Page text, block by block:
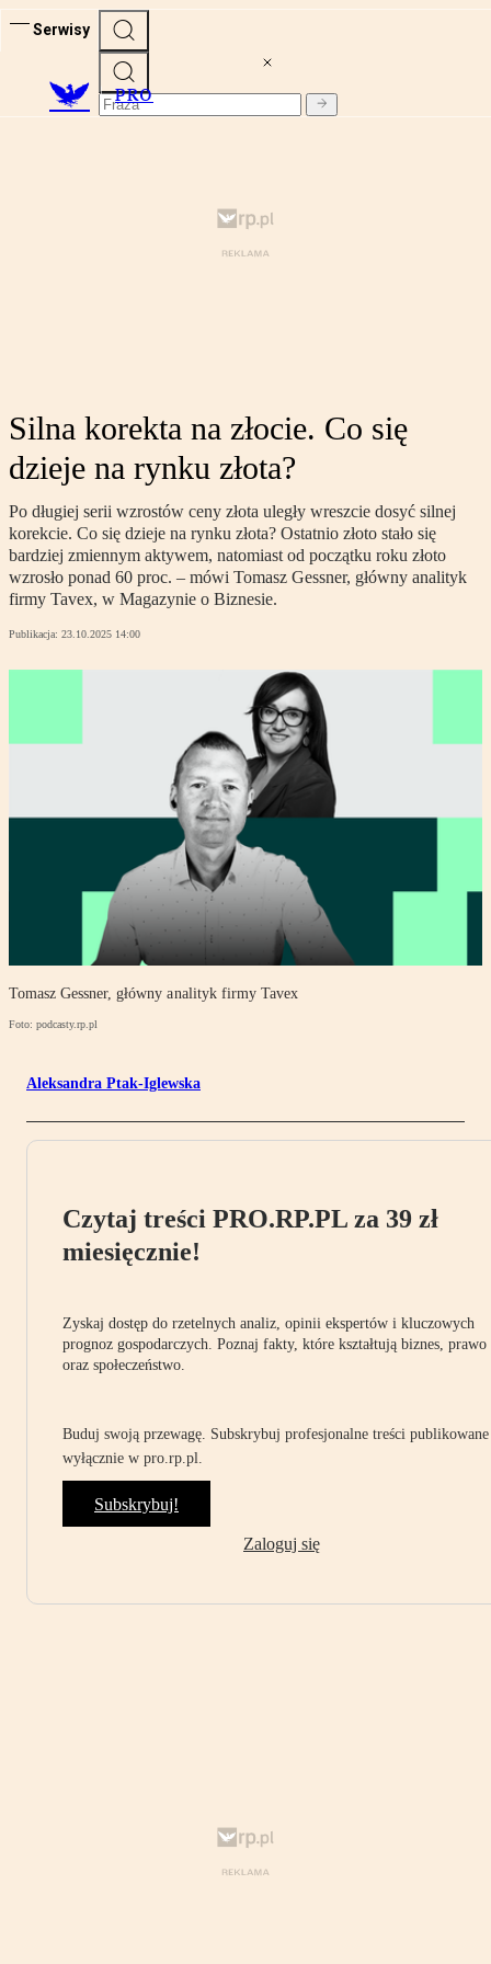
Serwisy
PRO
Silna korekta na złocie. Co się
dzieje na rynku złota?
Po długiej serii wzrostów ceny złota uległy wreszcie dosyć silnej
korekcie. Co się dzieje na rynku złota? Ostatnio złoto stało się
bardziej zmiennym aktywem, natomiast od początku roku złoto
wzrosło ponad 60 proc. – mówi Tomasz Gessner, główny analityk
firmy Tavex, w Magazynie o Biznesie.
Publikacja: 23.10.2025 14:00
Tomasz Gessner, główny analityk firmy Tavex
Foto: podcasty.rp.pl
Aleksandra Ptak-Iglewska
Czytaj treści PRO.RP.PL za 39 zł
miesięcznie!
Zyskaj dostęp do rzetelnych analiz, opinii ekspertów i kluczowych
prognoz gospodarczych. Poznaj fakty, które kształtują biznes, prawo
oraz społeczeństwo.
Buduj swoją przewagę. Subskrybuj profesjonalne treści publikowane
wyłącznie w pro.rp.pl.
Subskrybuj!
Zaloguj się